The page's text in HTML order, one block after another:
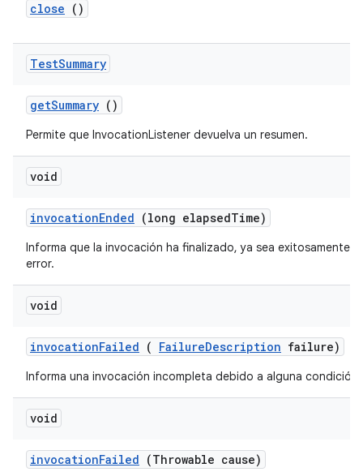
close ()
TestSummary
getSummary ()
Permite que InvocationListener devuelva un resumen.
void
invocationEnded (long elapsedTime)
Informa que la invocación ha finalizado, ya sea exitosamente
error.
void
invocationFailed ( FailureDescription failure)
Informa una invocación incompleta debido a alguna condición
void
invocationFailed (Throwable cause)